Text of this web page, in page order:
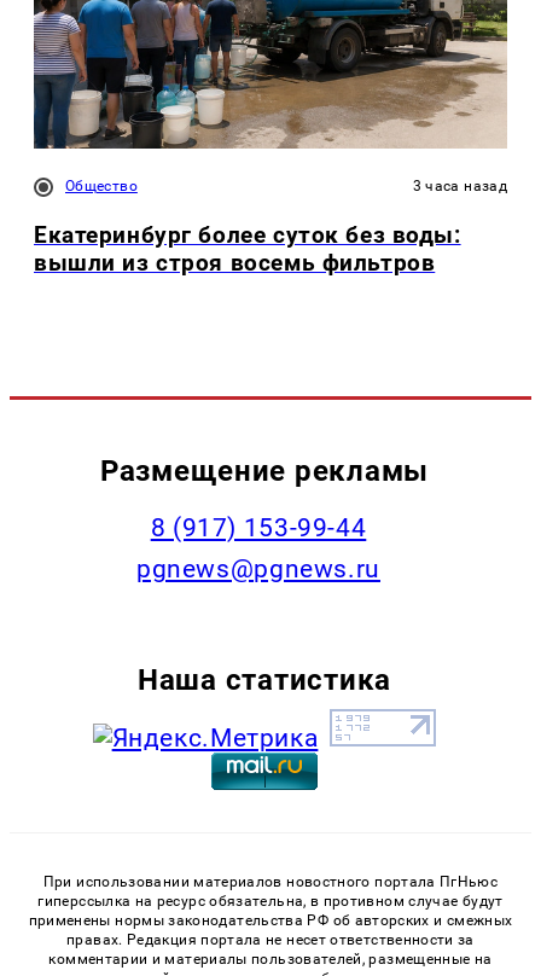
Общество 3 часа назад
Екатеринбург более суток без воды:
вышли из строя восемь фильтров
Размещение рекламы
‭8 (917) 153-99-44
pgnews@pgnews.ru
Наша статистика
При использовании материалов новостного портала ПгНьюс
гиперссылка на ресурс обязательна, в противном случае будут
применены нормы законодательства РФ об авторских и смежных
правах. Редакция портала не несет ответственности за
комментарии и материалы пользователей, размещенные на